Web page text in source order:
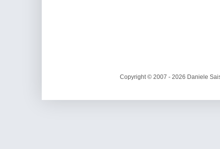
Copyright © 2007 - 2026 Daniele